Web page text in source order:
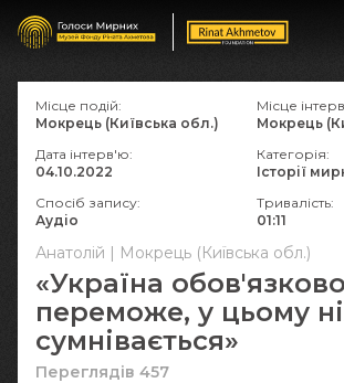
Анатолій | Мокрець (Київська обл.)
«Україна обов'язково
переможе, у цьому
сумнівається»
Переглядів 457
Місце подій:
Мокрець (Київська обл.)
Місце
Мокрець
Дата інтерв'ю:
04.10.2022
Категорія:
Історії
Спосіб запису:
Аудіо
Тривалість:
01:11